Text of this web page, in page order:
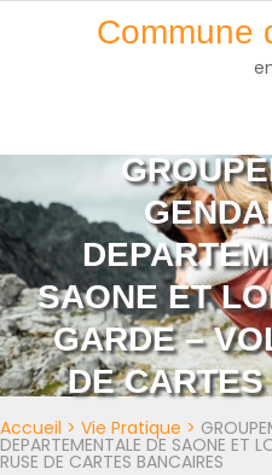
Commune
SAONE ET
GARDE –
DE
Accueil > Vie Pratique >
DEPARTEMENTALE DE SAONE ET
RUSE DE CARTES BANCAIRES